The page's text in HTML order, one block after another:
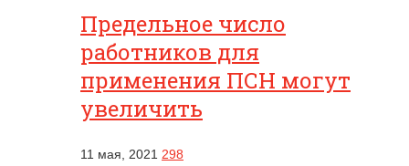
Предельное число
работников для
применения ПСН могут
увеличить
11 мая, 2021 298